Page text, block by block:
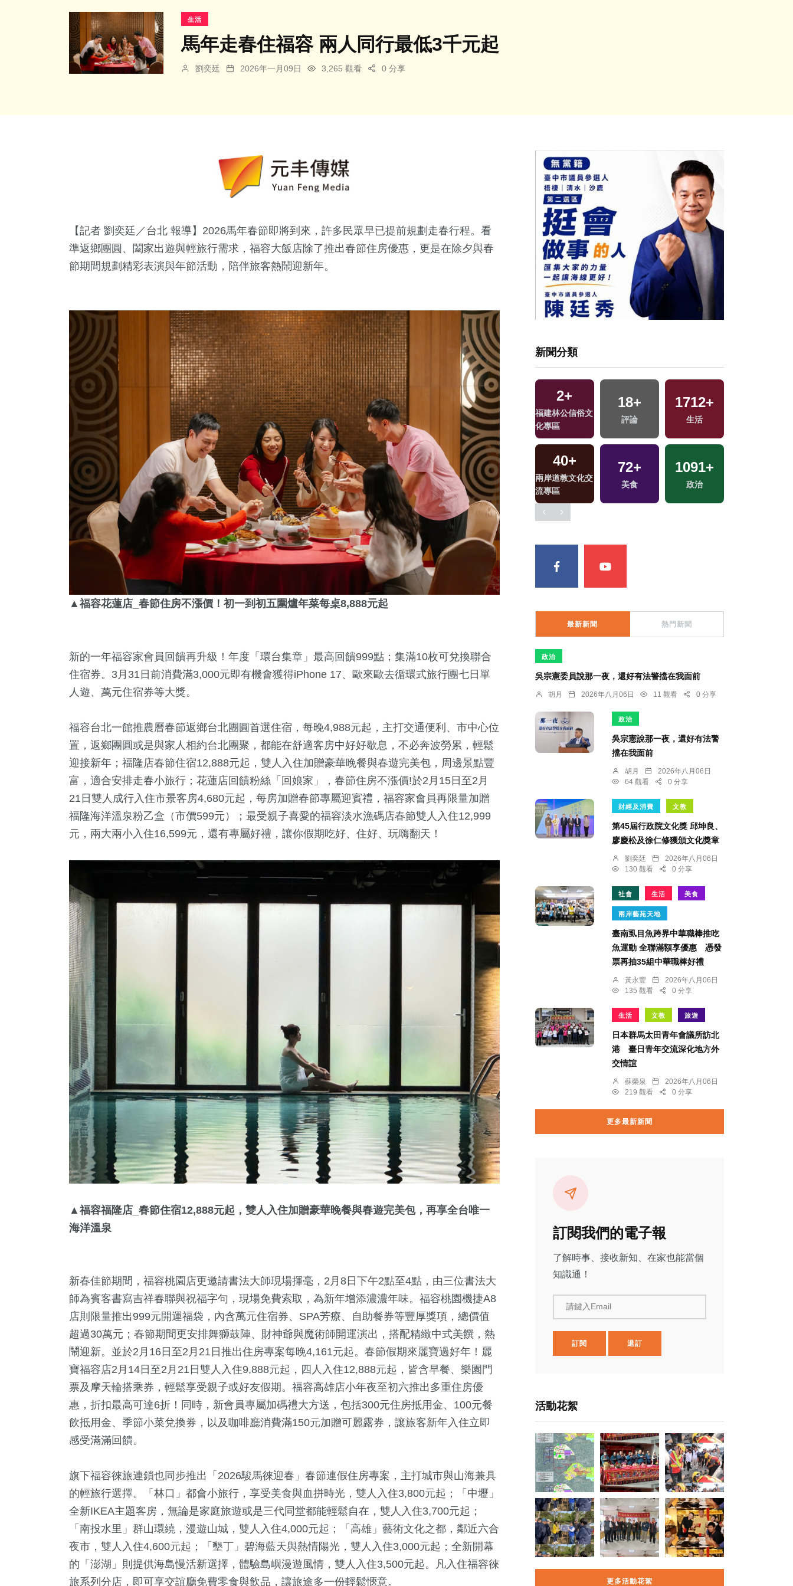
生活
馬年走春住福容 兩人同行最低3千元起
劉奕廷 2026年一月09日 3,265 觀看 0 分享
【記者 劉奕廷／台北 報導】2026馬年春節即將到來，許多民眾早已提前規劃走春行程。看
準返鄉團圓、闔家出遊與輕旅行需求，福容大飯店除了推出春節住房優惠，更是在除夕與春
節期間規劃精彩表演與年節活動，陪伴旅客熱鬧迎新年。
▲福容花蓮店_春節住房不漲價！初一到初五圍爐年菜每桌8,888元起
新的一年福容家會員回饋再升級！年度「環台集章」最高回饋999點；集滿10枚可兌換聯合
住宿券。3月31日前消費滿3,000元即有機會獲得iPhone 17、歐來歐去循環式旅行團七日單
人遊、萬元住宿券等大獎。
福容台北一館推農曆春節返鄉台北團圓首選住宿，每晚4,988元起，主打交通便利、市中心位
置，返鄉團圓或是與家人相約台北團聚，都能在舒適客房中好好歇息，不必奔波勞累，輕鬆
迎接新年；福隆店春節住宿12,888元起，雙人入住加贈豪華晚餐與春遊完美包，周邊景點豐
富，適合安排走春小旅行；花蓮店回饋粉絲「回娘家」，春節住房不漲價!於2月15日至2月
21日雙人成行入住市景客房4,680元起，每房加贈春節專屬迎賓禮，福容家會員再限量加贈
福隆海洋溫泉粉乙盒（市價599元）；最受親子喜愛的福容淡水漁碼店春節雙人入住12,999
元，兩大兩小入住16,599元，還有專屬好禮，讓你假期吃好、住好、玩嗨翻天！
▲福容福隆店_春節住宿12,888元起，雙人入住加贈豪華晚餐與春遊完美包，再享全台唯一
海洋溫泉
新春佳節期間，福容桃園店更邀請書法大師現場揮毫，2月8日下午2點至4點，由三位書法大
師為賓客書寫吉祥春聯與祝福字句，現場免費索取，為新年增添濃濃年味。福容桃園機捷A8
店則限量推出999元開運福袋，內含萬元住宿券、SPA芳療、自助餐券等豐厚獎項，總價值
超過30萬元；春節期間更安排舞獅鼓陣、財神爺與魔術師開運演出，搭配精緻中式美饌，熱
鬧迎新。並於2月16日至2月21日推出住房專案每晚4,161元起。春節假期來麗寶過好年！麗
寶福容店2月14日至2月21日雙人入住9,888元起，四人入住12,888元起，皆含早餐、樂園門
票及摩天輪搭乘券，輕鬆享受親子或好友假期。福容高雄店小年夜至初六推出多重住房優
惠，折扣最高可達6折！同時，新會員專屬加碼禮大方送，包括300元住房抵用金、100元餐
飲抵用金、季節小菜兌換券，以及咖啡廳消費滿150元加贈可麗露券，讓旅客新年入住立即
感受滿滿回饋。
旗下福容徠旅連鎖也同步推出「2026駿馬徠迎春」春節連假住房專案，主打城市與山海兼具
的輕旅行選擇。「林口」都會小旅行，享受美食與血拼時光，雙人入住3,800元起；「中壢」
全新IKEA主題客房，無論是家庭旅遊或是三代同堂都能輕鬆自在，雙人入住3,700元起；
「南投水里」群山環繞，漫遊山城，雙人入住4,000元起；「高雄」藝術文化之都，鄰近六合
夜市，雙人入住4,600元起；「墾丁」碧海藍天與熱情陽光，雙人入住3,000元起；全新開幕
的「澎湖」則提供海島慢活新選擇，體驗島嶼漫遊風情，雙人入住3,500元起。凡入住福容徠
旅系列分店，即可享交誼廳免費零食與飲品，讓旅途多一份輕鬆愜意。
新聞分類
+ 34+
2024立委選戰
70+
兩岸
13+
海峽論壇專區
10 +
綜藝
1+
兩岸藝苑天地
11+
演唱會
2+
福建林公信俗文
化專區
18+
評論
1712+
生活
40+
兩岸道教文化交
流專區
72+
美食
1091+
政治
4+
兩岸佛教文化交
流專區
15+
2024總統大選
1+
2023金鐘獎
344+
熱門
21+
司法放大鏡
1363+
社會
最新新聞 熱門新聞
政治
吳宗憲委員說那一夜，還好有法警擋在我面前
胡月 2026年八月06日 11 觀看 0 分享
政治
吳宗憲說那一夜，還好有法警
擋在我面前
胡月
2026年八月06日
64 觀看
0 分享
財經及消費 文教
第45屆行政院文化獎 邱坤良、
廖慶松及徐仁修獲頒文化獎章
劉奕廷
2026年八月06日
130 觀看
0 分享
社會 生活 美食
兩岸藝苑天地
臺南虱目魚跨界中華職棒推吃
魚運動 全聯滿額享優惠 憑發
票再抽35組中華職棒好禮
黃永豐
2026年八月06日
135 觀看
0 分享
生活 文教 旅遊
日本群馬太田青年會議所訪北
港 臺日青年交流深化地方外
交情誼
蘇榮泉
2026年八月06日
219 觀看
0 分享
更多最新新聞
訂閱我們的電子報
了解時事、接收新知、在家也能當個
知識通！
請鍵入Email
訂閱 退訂
活動花絮
更多活動花絮